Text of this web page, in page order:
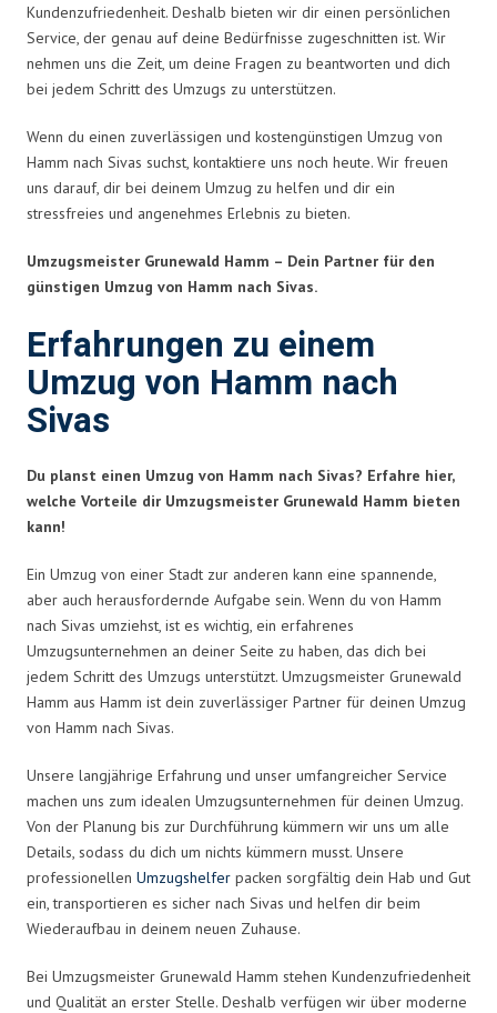
Kundenzufriedenheit. Deshalb bieten wir dir einen persönlichen
Service, der genau auf deine Bedürfnisse zugeschnitten ist. Wir
nehmen uns die Zeit, um deine Fragen zu beantworten und dich
bei jedem Schritt des Umzugs zu unterstützen.
Wenn du einen zuverlässigen und kostengünstigen Umzug von
Hamm nach Sivas suchst, kontaktiere uns noch heute. Wir freuen
uns darauf, dir bei deinem Umzug zu helfen und dir ein
stressfreies und angenehmes Erlebnis zu bieten.
Umzugsmeister Grunewald Hamm – Dein Partner für den
günstigen Umzug von Hamm nach Sivas.
Erfahrungen zu einem
Umzug von Hamm nach
Sivas
Du planst einen Umzug von Hamm nach Sivas? Erfahre hier,
welche Vorteile dir Umzugsmeister Grunewald Hamm bieten
kann!
Ein Umzug von einer Stadt zur anderen kann eine spannende,
aber auch herausfordernde Aufgabe sein. Wenn du von Hamm
nach Sivas umziehst, ist es wichtig, ein erfahrenes
Umzugsunternehmen an deiner Seite zu haben, das dich bei
jedem Schritt des Umzugs unterstützt. Umzugsmeister Grunewald
Hamm aus Hamm ist dein zuverlässiger Partner für deinen Umzug
von Hamm nach Sivas.
Unsere langjährige Erfahrung und unser umfangreicher Service
machen uns zum idealen Umzugsunternehmen für deinen Umzug.
Von der Planung bis zur Durchführung kümmern wir uns um alle
Details, sodass du dich um nichts kümmern musst. Unsere
professionellen Umzugshelfer packen sorgfältig dein Hab und Gut
ein, transportieren es sicher nach Sivas und helfen dir beim
Wiederaufbau in deinem neuen Zuhause.
Bei Umzugsmeister Grunewald Hamm stehen Kundenzufriedenheit
und Qualität an erster Stelle. Deshalb verfügen wir über moderne